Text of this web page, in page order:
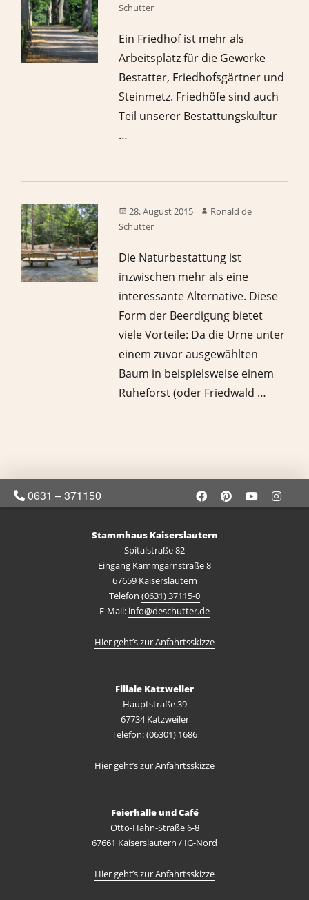
Schutter
Ein Friedhof ist mehr als
Arbeitsplatz für die Gewerke
Bestatter, Friedhofsgärtner und
Steinmetz. Friedhöfe sind auch
Teil unserer Bestattungskultur
…
28. August 2015
Ronald de
Schutter
Die Naturbestattung ist
inzwischen mehr als eine
interessante Alternative. Diese
Form der Beerdigung bietet
viele Vorteile: Da die Urne unter
einem zuvor ausgewählten
Baum in beispielsweise einem
Ruheforst (oder Friedwald …
0631 – 371150
Stammhaus Kaiserslautern
Spitalstraße 82
Eingang Kammgarnstraße 8
67659 Kaiserslautern
Telefon (0631) 37115-0
E-Mail: info@deschutter.de
Hier geht’s zur Anfahrtsskizze
Filiale Katzweiler
Hauptstraße 39
67734 Katzweiler
Telefon: (06301) 1686
Hier geht’s zur Anfahrtsskizze
Feierhalle und Café
Otto-Hahn-Straße 6-8
67661 Kaiserslautern / IG-Nord
Hier geht’s zur Anfahrtsskizze